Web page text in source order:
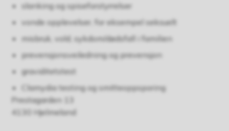
slanking og spiseforstyrrelser
vonde opplevelser, for eksempel seksuelt
misbruk, vold, sykdom/dødsfall i familien
prevensjonsveiledning og prevensjon
graviditetstest
Clamydia testing og smitteoppsporing
Prestagarden 13
4130 Hjelmeland